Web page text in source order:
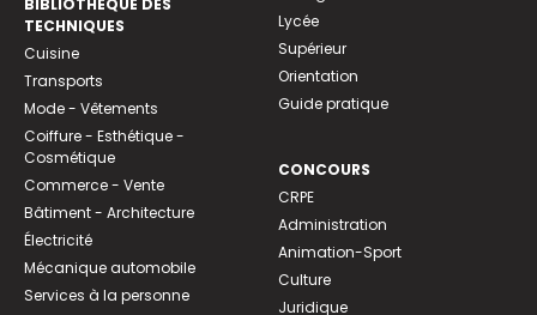
TECHNIQUES
Cuisine
Transports
Mode - Vêtements
Coiffure - Esthétique -
Cosmétique
Commerce - Vente
Bâtiment - Architecture
Électricité
Mécanique automobile
Services à la personne
Lycée
Supérieur
Orientation
Guide pratique
CONCOURS
CRPE
Administration
Animation-Sport
Culture
Juridique